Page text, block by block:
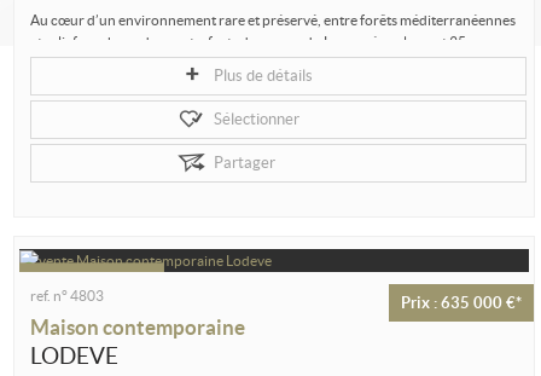
Au cœur d’un environnement rare et préservé, entre forêts méditerranéennes
et reliefs rocheux des contreforts du causse du Larzac, à seulement 35...
Plus de détails
Sélectionner
Partager
Prix : 635 000 €*
ref. n° 4803
Maison contemporaine
LODEVE